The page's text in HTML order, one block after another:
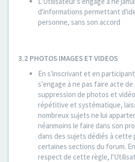
d'informations permettant
personne, sans son accord
3.2 PHOTOS IMAGES ET VIDEOS
En s'inscrivant et en
s'engage à ne pas faire acte
suppression de photos et
répétitive et systématique,
nombreux sujets ne lui
néanmoins le faire dans son
dans des sujets dédiés à cette
certaines sections du forum.
respect de cette règle,